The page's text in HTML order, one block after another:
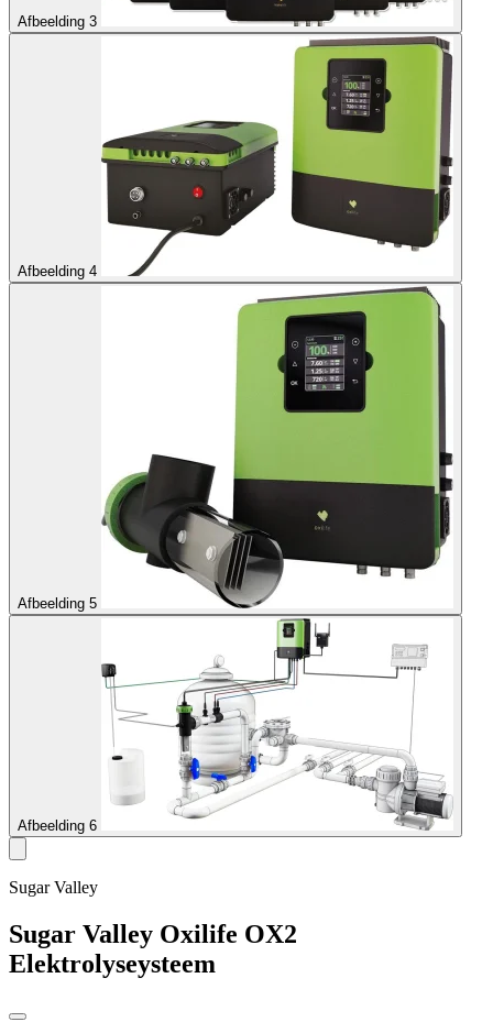
Afbeelding 3
Afbeelding 4
Afbeelding 5
Afbeelding 6
Sugar Valley
Sugar Valley Oxilife OX2
Elektrolyseysteem